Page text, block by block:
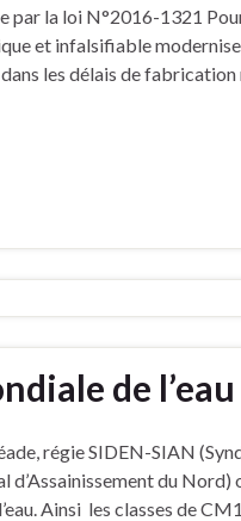
par la loi N°2016-1321
et infalsifiable
dans les délais de
de l’eau
régie SIDEN-SIAN
d’Assainissement du
Ainsi les classes de